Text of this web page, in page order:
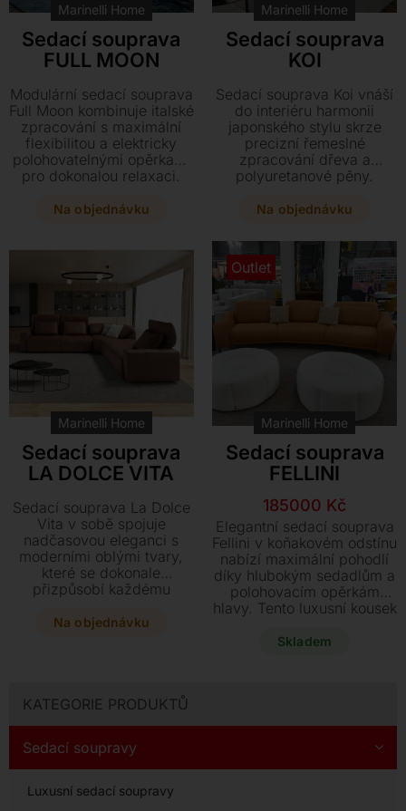
KATEGORIE PRODUKTŮ
Sedací soupravy
Luxusní sedací soupravy
Marinelli Home
Sedací souprava
FULL MOON
Modulární sedací souprava
Full Moon kombinuje italské
zpracování s maximální
flexibilitou a elektricky
polohovatelnými opěrkami
pro dokonalou relaxaci.
kůží či látek a přizpůsobte
Na objednávku
Marinelli Home
Sedací souprava
KOI
Sedací souprava Koi vnáší
do interiéru harmonii
japonského stylu skrze
precizní řemeslné
zpracování dřeva a
polyuretanové pěny.
textilních materiálů či
unikátní komfort v
rozměrech přesně podle
vašich představ.
Na objednávku
Marinelli Home
Sedací souprava
LA DOLCE VITA
Sedací souprava La Dolce
Vita v sobě spojuje
nadčasovou eleganci s
moderními oblými tvary,
které se dokonale
přizpůsobí každému
nastavitelným polštářům a
vašich představ. Tato
dostupná v mnoha
rozměrech a může být
doplněna stylovým
kontrastním prošíváním.
Na objednávku
Outlet
Marinelli Home
Sedací souprava
FELLINI
Původní
cena
byla:
234900 Kč.
185000 Kč
Aktuální
cena
je:
185000 Kč.
Elegantní sedací souprava
Fellini v koňakovém odstínu
nabízí maximální pohodlí
díky hlubokým sedadlům a
polohovacím opěrkám
hlavy. Tento luxusní kousek
zaobleném tvaru je k
Skladem